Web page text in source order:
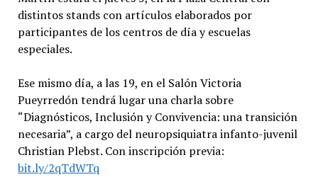
distintos stands con artículos elaborados por
participantes de los centros de día y escuelas
especiales.
Ese mismo día, a las 19, en el Salón Victoria
Pueyrredón tendrá lugar una charla sobre
“Diagnósticos, Inclusión y Convivencia: una transición
necesaria”, a cargo del neuropsiquiatra infanto-juvenil
Christian Plebst. Con inscripción previa:
bit.ly/2qTdWTq